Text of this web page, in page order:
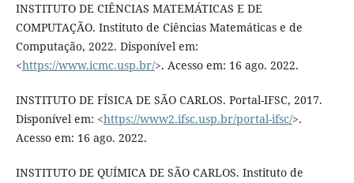
INSTITUTO DE CIÊNCIAS MATEMÁTICAS E DE
COMPUTAÇÃO. Instituto de Ciências Matemáticas e de
Computação, 2022. Disponível em:
<https://www.icmc.usp.br/>. Acesso em: 16 ago. 2022.
INSTITUTO DE FÍSICA DE SÃO CARLOS. Portal-IFSC, 2017.
Disponível em: <https://www2.ifsc.usp.br/portal-ifsc/>.
Acesso em: 16 ago. 2022.
INSTITUTO DE QUÍMICA DE SÃO CARLOS. Instituto de